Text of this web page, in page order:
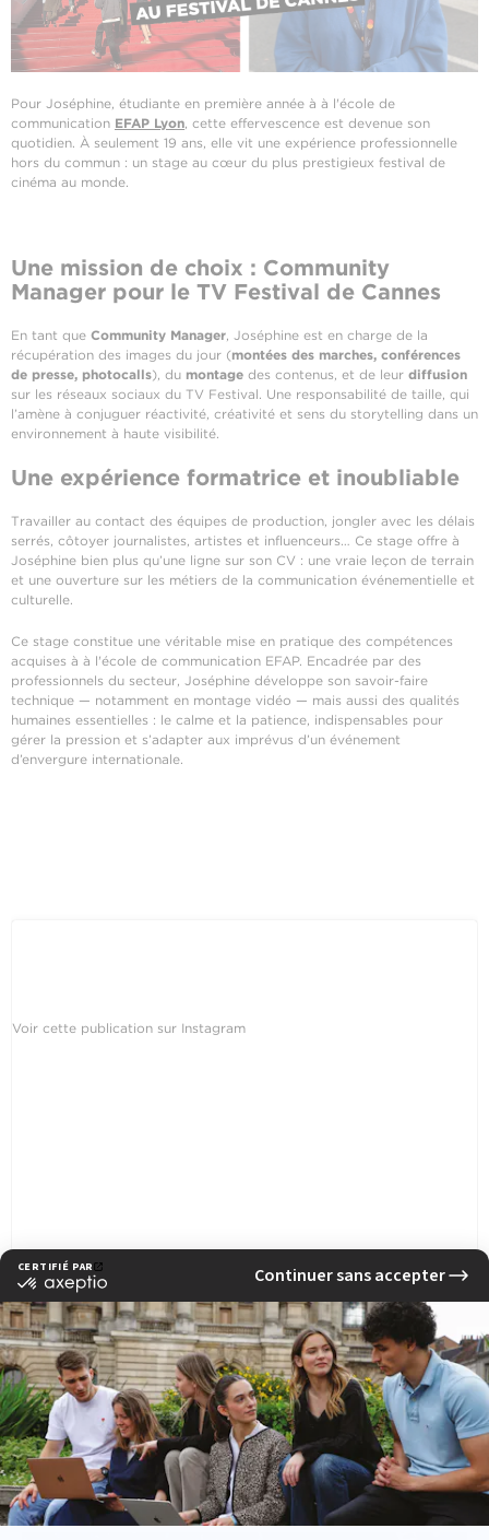
Pour Joséphine, étudiante en première année à à l'école de
communication EFAP Lyon, cette effervescence est devenue son
quotidien. À seulement 19 ans, elle vit une expérience professionnelle
hors du commun : un stage au cœur du plus prestigieux festival de
cinéma au monde.
Une mission de choix : Community
Manager pour le TV Festival de Cannes
En tant que Community Manager, Joséphine est en charge de la
récupération des images du jour (montées des marches, conférences
de presse, photocalls), du montage des contenus, et de leur diffusion
sur les réseaux sociaux du TV Festival. Une responsabilité de taille, qui
l’amène à conjuguer réactivité, créativité et sens du storytelling dans un
environnement à haute visibilité.
Une expérience formatrice et inoubliable
Travailler au contact des équipes de production, jongler avec les délais
serrés, côtoyer journalistes, artistes et influenceurs… Ce stage offre à
Joséphine bien plus qu’une ligne sur son CV : une vraie leçon de terrain
et une ouverture sur les métiers de la communication événementielle et
culturelle.
Ce stage constitue une véritable mise en pratique des compétences
acquises à à l'école de communication EFAP. Encadrée par des
professionnels du secteur, Joséphine développe son savoir-faire
technique — notamment en montage vidéo — mais aussi des qualités
humaines essentielles : le calme et la patience, indispensables pour
gérer la pression et s’adapter aux imprévus d’un événement
d’envergure internationale.
Voir cette publication sur Instagram
Une publication partagée par EFAP (@efap_officiel)
‹ Previous news Next news ›
See other news